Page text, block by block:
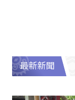
最新新聞